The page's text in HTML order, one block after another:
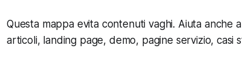
Questa mappa evita contenuti vaghi. Aiuta anche
articoli, landing page, demo, pagine servizio, casi